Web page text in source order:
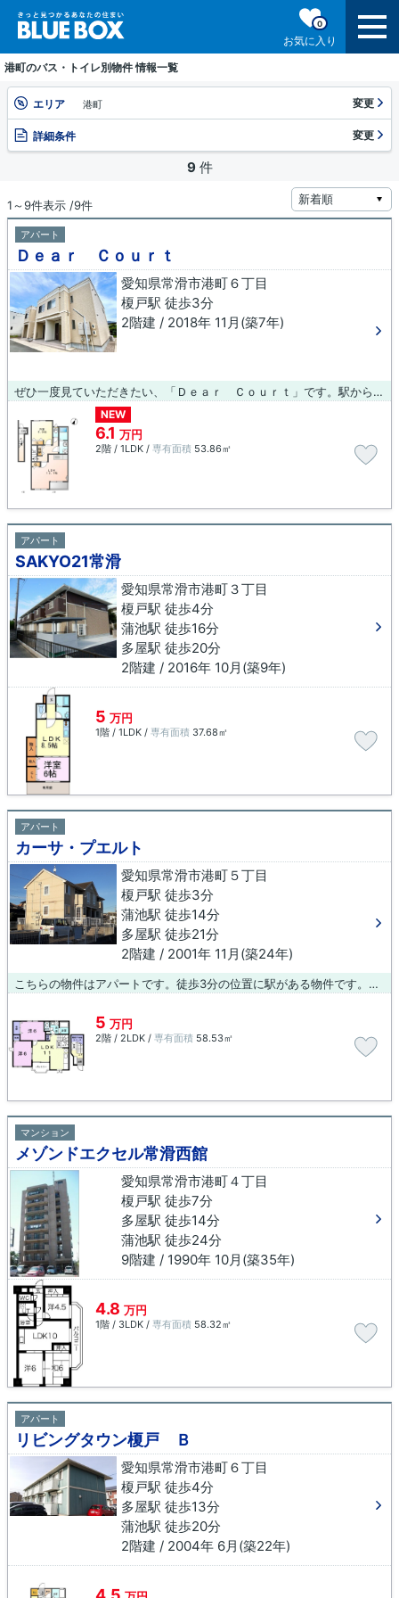
お気に入り
0
港町のバス・トイレ別物件 情報一覧
エリア 港町 変更
詳細条件 変更
9 件
1～9件表示 /9件
アパート
Ｄｅａｒ Ｃｏｕｒｔ
愛知県常滑市港町６丁目
榎戸駅 徒歩3分
2階建 / 2018年 11月(築7年)
ぜひ一度見ていただきたい、「Ｄｅａｒ Ｃｏｕｒｔ」です。駅から徒歩3分というのは遊びたい盛りの学生にも魅力的です。こちらの物件はアパートです。中古物件を選ぶ上で新築よりも価格が下がることが多い築7年の物件です。賃貸物件をお探しなら、当社にお任せください。当社は、賃貸物件を豊富に取り扱っております。お客様のご希望に適した物件をご紹介できるよう、全力で努めて参ります。
NEW
6.1 万円
2階 / 1LDK / 専有面積 53.86㎡
アパート
SAKYO21常滑
愛知県常滑市港町３丁目
榎戸駅 徒歩4分
蒲池駅 徒歩16分
多屋駅 徒歩20分
2階建 / 2016年 10月(築9年)
5 万円
1階 / 1LDK / 専有面積 37.68㎡
アパート
カーサ・プエルト
愛知県常滑市港町５丁目
榎戸駅 徒歩3分
蒲池駅 徒歩14分
多屋駅 徒歩21分
2階建 / 2001年 11月(築24年)
こちらの物件はアパートです。徒歩3分の位置に駅がある物件です。ライフスタイルに適した賃貸物件をお探しの方は、ぜひ当社にお任せ下さい。当社は様々な物件を取り扱っており、お客様のご希望に合った物件をご紹介できるようスタッフ一同努めてまいります。
5 万円
2階 / 2LDK / 専有面積 58.53㎡
マンション
メゾンドエクセル常滑西館
愛知県常滑市港町４丁目
榎戸駅 徒歩7分
多屋駅 徒歩14分
蒲池駅 徒歩24分
9階建 / 1990年 10月(築35年)
4.8 万円
1階 / 3LDK / 専有面積 58.32㎡
アパート
リビングタウン榎戸 Ｂ
愛知県常滑市港町６丁目
榎戸駅 徒歩4分
多屋駅 徒歩13分
蒲池駅 徒歩20分
2階建 / 2004年 6月(築22年)